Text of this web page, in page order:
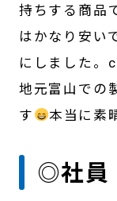
持ちする商品
はかなり安い
にしました。
地元富山での
す
本当に素
◎社員